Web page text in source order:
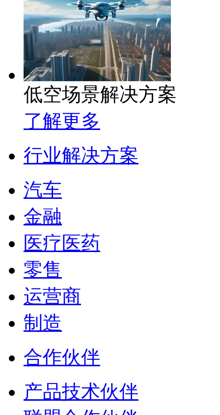
低空场景解决方案
了解更多
行业解决方案
汽车
金融
医疗医药
零售
运营商
制造
合作伙伴
产品技术伙伴